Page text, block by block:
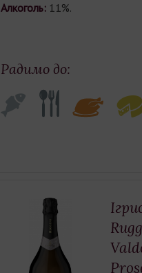
Алкоголь: 11%.
Радимо до: